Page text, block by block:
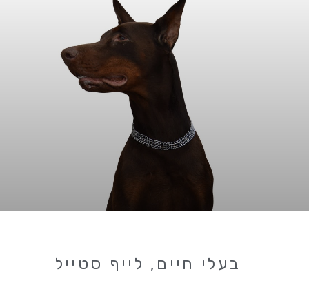
בעלי חיים , לייף סטייל